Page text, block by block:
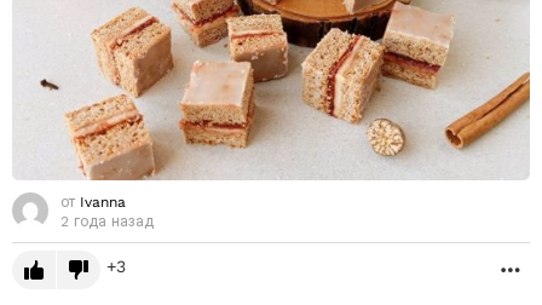
от Ivanna
2 года назад
3